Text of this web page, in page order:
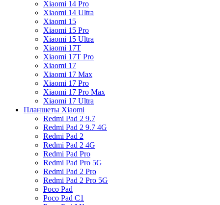
Xiaomi 14 Pro
Xiaomi 14 Ultra
Xiaomi 15
Xiaomi 15 Pro
Xiaomi 15 Ultra
Xiaomi 17T
Xiaomi 17T Pro
Xiaomi 17
Xiaomi 17 Max
Xiaomi 17 Pro
Xiaomi 17 Pro Max
Xiaomi 17 Ultra
Планшеты Xiaomi
Redmi Pad 2 9.7
Redmi Pad 2 9.7 4G
Redmi Pad 2
Redmi Pad 2 4G
Redmi Pad Pro
Redmi Pad Pro 5G
Redmi Pad 2 Pro
Redmi Pad 2 Pro 5G
Poco Pad
Poco Pad C1